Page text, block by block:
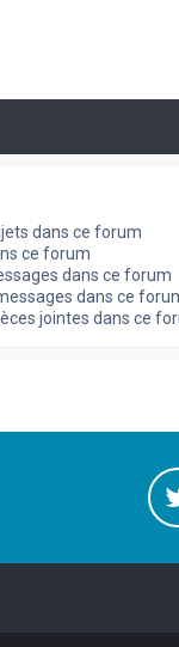
dans ce forum
ce forum
dans ce forum
dans ce
jointes dans ce